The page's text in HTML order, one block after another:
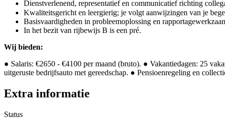
Dienstverlenend, representatief en communicatief richting
Kwaliteitsgericht en leergierig; je volgt aanwijzingen van je
Basisvaardigheden in probleemoplossing en
In het bezit van rijbewijs B is een pré.
Wij bieden:
● Salaris: €2650 - €4100 per maand (bruto). ● Vakantiedagen: 25
uitgeruste bedrijfsauto met gereedschap. ● Pensioenregeling en
Extra informatie
Status